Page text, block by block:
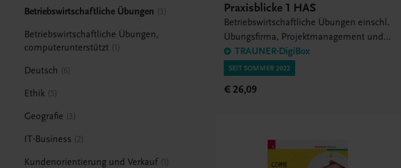
Betriebswirtschaftliche Übungen 3
Betriebswirtschaftliche Übungen,
computerunterstützt 1
Deutsch 6
Ethik 5
Geografie 3
IT-Business 2
Kundenorientierung und Verkauf 1
Praxisblicke 1 HAS
Betriebswirtschaftliche Übungen einschl.
Übungsfirma, Projektmanagement und
Projektarbeit
TRAUNER-DigiBox
SEIT SOMMER 2022
€ 26,09